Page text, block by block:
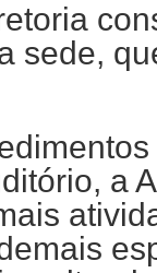
sede,
a